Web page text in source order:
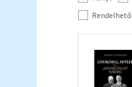
szűrés
További
szűrők
Rendelhető